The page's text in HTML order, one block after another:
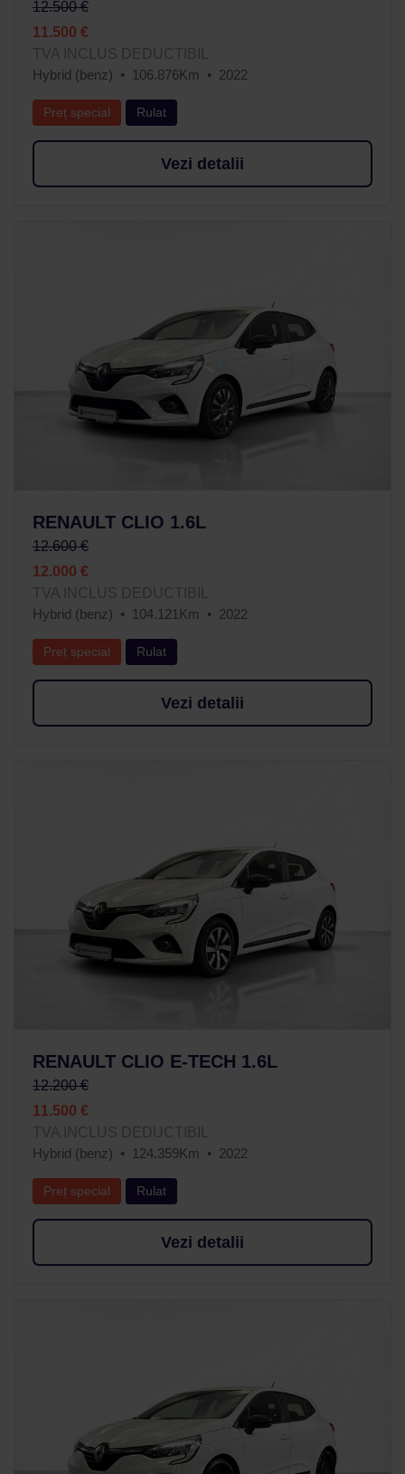
12.500 €
11.500 €
TVA INCLUS DEDUCTIBIL
Hybrid (benz)
106.876Km 2022
Preț special Rulat
Vezi detalii
RENAULT CLIO 1.6L
12.600 €
12.000 €
TVA INCLUS DEDUCTIBIL
Hybrid (benz)
104.121Km 2022
Preț special Rulat
Vezi detalii
RENAULT CLIO E-TECH 1.6L
12.200 €
11.500 €
TVA INCLUS DEDUCTIBIL
Hybrid (benz)
124.359Km 2022
Preț special Rulat
Vezi detalii